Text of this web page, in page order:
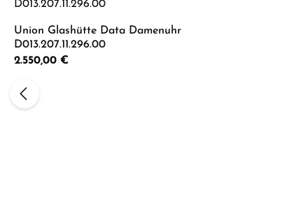
Union Glashütte Data Damenuhr
D013.207.11.296.00
Regulärer Preis:
2.550,00 €
Produkt Anzahl: Gib den